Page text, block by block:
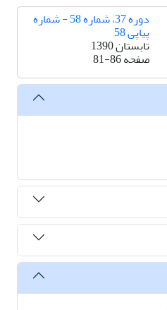
دوره 37، شماره 58 - شماره
پیاپی 58
تابستان 1390
صفحه81-86